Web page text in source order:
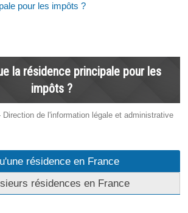
pour les impôts ?
la résidence principale pour les
impôts ?
de l'information légale et administrative
résidence en France
résidences en France